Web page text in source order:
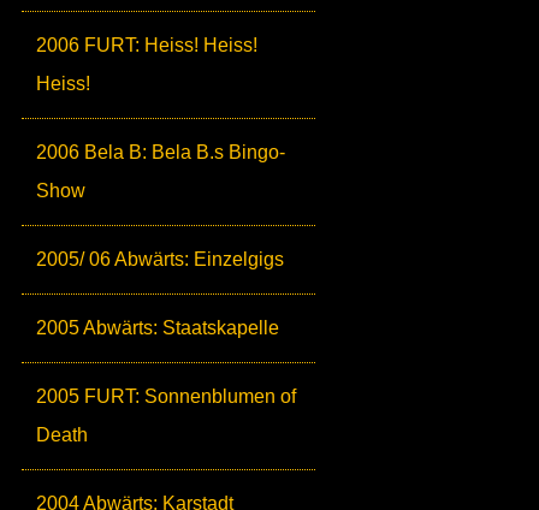
2006 FURT: Heiss! Heiss!
Heiss!
2006 Bela B: Bela B.s Bingo-
Show
2005/ 06 Abwärts: Einzelgigs
2005 Abwärts: Staatskapelle
2005 FURT: Sonnenblumen of
Death
2004 Abwärts: Karstadt